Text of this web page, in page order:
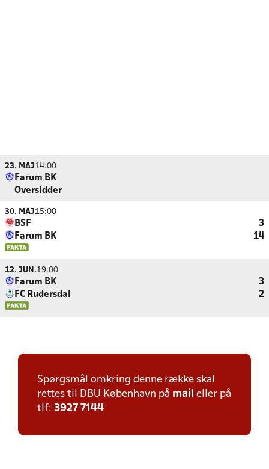
23. MAJ14:00
Farum BK
Oversidder
30. MAJ15:00
BSF
3
Farum BK
14
12. JUN.19:00
Farum BK
3
FC Rudersdal
2
Spørgsmål omkring denne række skal
rettes til DBU København på mail eller på
tlf: 3927 7144